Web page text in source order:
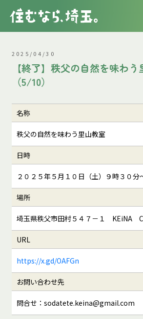
2025/04/30
【終了】秩父の自然を味わ
（5/10）
名称
秩父の自然を味わう里山教室
日時
２０２５年５月１０日（土）９時３０分
場所
埼玉県秩父市田村５４７－１ KEiNA
URL
https://x.gd/OAFGn
お問い合わせ先
問合せ：sodatete.keina@gmail.com